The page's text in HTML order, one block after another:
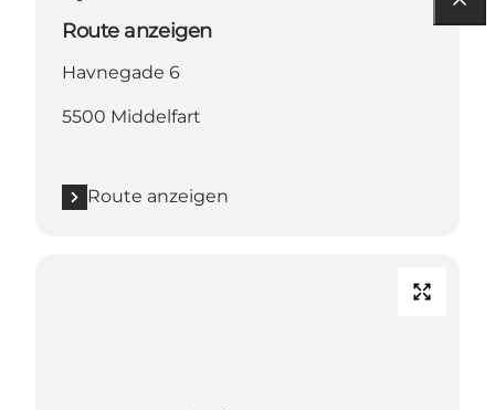
Route anzeigen
Havnegade 6
5500 Middelfart
Route anzeigen